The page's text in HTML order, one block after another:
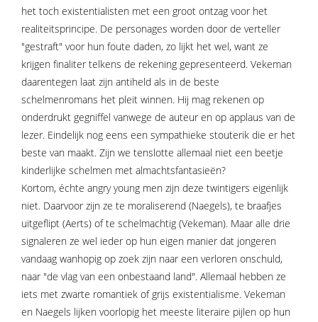
het toch existentialisten met een groot ontzag voor het
realiteitsprincipe. De personages worden door de verteller
"gestraft" voor hun foute daden, zo lijkt het wel, want ze
krijgen finaliter telkens de rekening gepresenteerd. Vekeman
daarentegen laat zijn antiheld als in de beste
schelmenromans het pleit winnen. Hij mag rekenen op
onderdrukt gegniffel vanwege de auteur en op applaus van de
lezer. Eindelijk nog eens een sympathieke stouterik die er het
beste van maakt. Zijn we tenslotte allemaal niet een beetje
kinderlijke schelmen met almachtsfantasieën?
Kortom, échte angry young men zijn deze twintigers eigenlijk
niet. Daarvoor zijn ze te moraliserend (Naegels), te braafjes
uitgeflipt (Aerts) of te schelmachtig (Vekeman). Maar alle drie
signaleren ze wel ieder op hun eigen manier dat jongeren
vandaag wanhopig op zoek zijn naar een verloren onschuld,
naar "de vlag van een onbestaand land". Allemaal hebben ze
iets met zwarte romantiek of grijs existentialisme. Vekeman
en Naegels lijken voorlopig het meeste literaire pijlen op hun